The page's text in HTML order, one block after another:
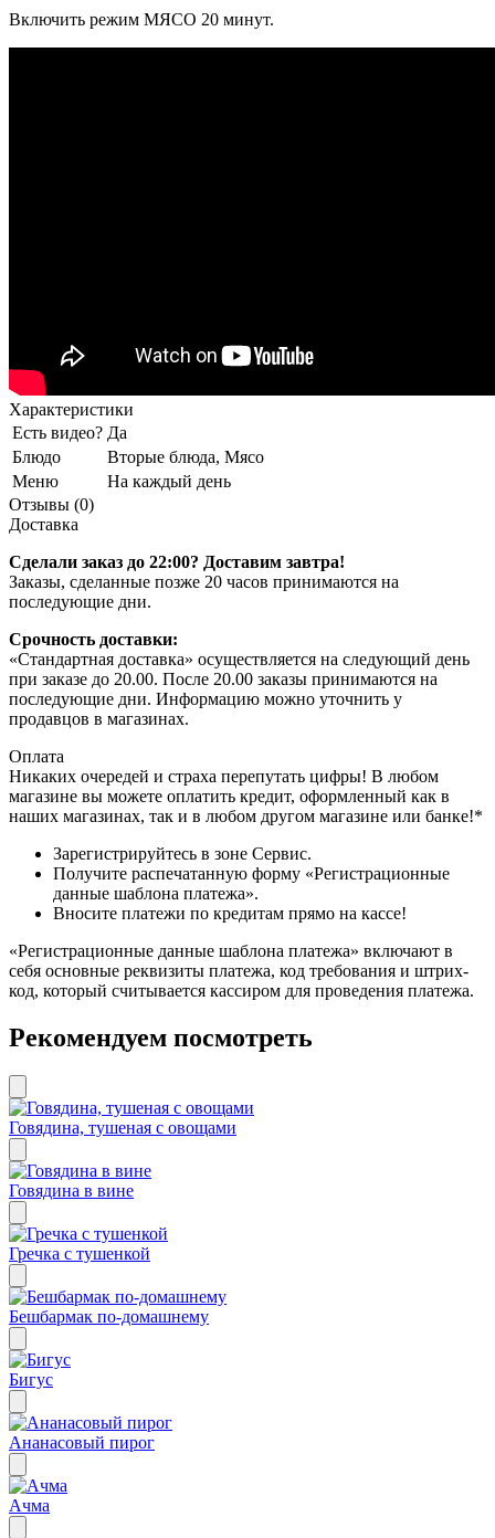
Включить режим МЯСО 20 минут.
Характеристики
Есть видео? Да
Блюдо
Вторые блюда, Мясо
Меню
На каждый день
Отзывы (0)
Доставка
Сделали заказ до 22:00? Доставим завтра!
Заказы, сделанные позже 20 часов принимаются на
последующие дни.
Срочность доставки:
«Стандартная доставка» осуществляется на следующий день
при заказе до 20.00. После 20.00 заказы принимаются на
последующие дни. Информацию можно уточнить у
продавцов в магазинах.
Оплата
Никаких очередей и страха перепутать цифры! В любом
магазине вы можете оплатить кредит, оформленный как в
наших магазинах, так и в любом другом магазине или банке!*
Зарегистрируйтесь в зоне Сервис.
Получите распечатанную форму «Регистрационные
данные шаблона платежа».
Вносите платежи по кредитам прямо на кассе!
«Регистрационные данные шаблона платежа» включают в
себя основные реквизиты платежа, код требования и штрих-
код, который считывается кассиром для проведения платежа.
Рекомендуем посмотреть
Говядина, тушеная с овощами
Говядина в вине
Гречка с тушенкой
Бешбармак по-домашнему
Бигус
Ананасовый пирог
Ачма